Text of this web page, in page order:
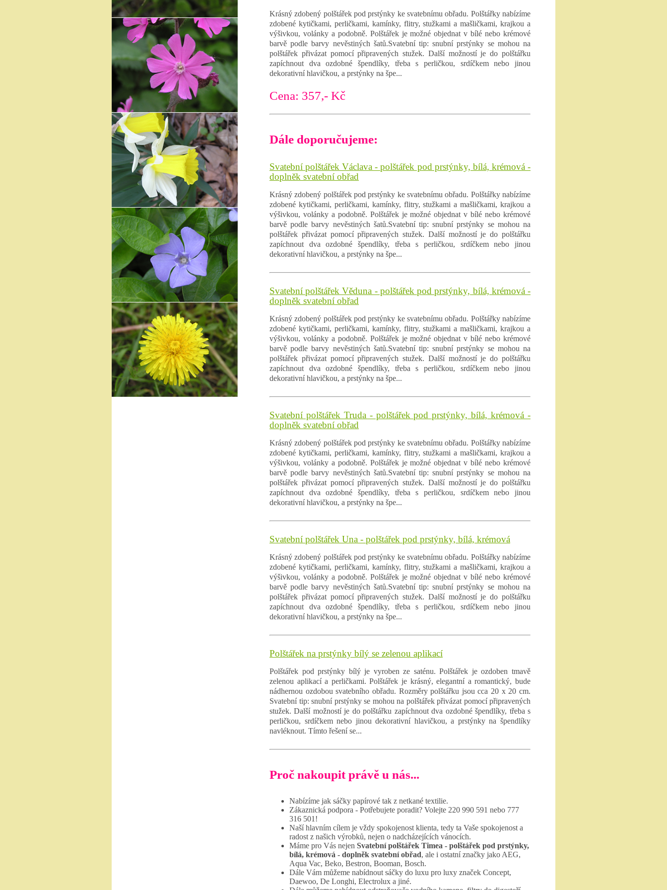
Krásný zdobený polštářek pod prstýnky ke svatebnímu obřadu. Polštářky nabízíme
zdobené kytičkami, perličkami, kamínky, flitry, stužkami a mašličkami, krajkou a
výšivkou, volánky a podobně. Polštářek je možné objednat v bílé nebo krémové
barvě podle barvy nevěstiných šatů.Svatební tip: snubní prstýnky se mohou na
polštářek přivázat pomocí připravených stužek. Další možností je do polštářku
zapíchnout dva ozdobné špendlíky, třeba s perličkou, srdíčkem nebo jinou
dekorativní hlavičkou, a prstýnky na špe...
Cena: 357,- Kč
Dále doporučujeme:
Svatební polštářek Václava - polštářek pod prstýnky, bílá, krémová -
doplněk svatební obřad
Krásný zdobený polštářek pod prstýnky ke svatebnímu obřadu. Polštářky nabízíme
zdobené kytičkami, perličkami, kamínky, flitry, stužkami a mašličkami, krajkou a
výšivkou, volánky a podobně. Polštářek je možné objednat v bílé nebo krémové
barvě podle barvy nevěstiných šatů.Svatební tip: snubní prstýnky se mohou na
polštářek přivázat pomocí připravených stužek. Další možností je do polštářku
zapíchnout dva ozdobné špendlíky, třeba s perličkou, srdíčkem nebo jinou
dekorativní hlavičkou, a prstýnky na špe...
Svatební polštářek Věduna - polštářek pod prstýnky, bílá, krémová -
doplněk svatební obřad
Krásný zdobený polštářek pod prstýnky ke svatebnímu obřadu. Polštářky nabízíme
zdobené kytičkami, perličkami, kamínky, flitry, stužkami a mašličkami, krajkou a
výšivkou, volánky a podobně. Polštářek je možné objednat v bílé nebo krémové
barvě podle barvy nevěstiných šatů.Svatební tip: snubní prstýnky se mohou na
polštářek přivázat pomocí připravených stužek. Další možností je do polštářku
zapíchnout dva ozdobné špendlíky, třeba s perličkou, srdíčkem nebo jinou
dekorativní hlavičkou, a prstýnky na špe...
Svatební polštářek Truda - polštářek pod prstýnky, bílá, krémová -
doplněk svatební obřad
Krásný zdobený polštářek pod prstýnky ke svatebnímu obřadu. Polštářky nabízíme
zdobené kytičkami, perličkami, kamínky, flitry, stužkami a mašličkami, krajkou a
výšivkou, volánky a podobně. Polštářek je možné objednat v bílé nebo krémové
barvě podle barvy nevěstiných šatů.Svatební tip: snubní prstýnky se mohou na
polštářek přivázat pomocí připravených stužek. Další možností je do polštářku
zapíchnout dva ozdobné špendlíky, třeba s perličkou, srdíčkem nebo jinou
dekorativní hlavičkou, a prstýnky na špe...
Svatební polštářek Una - polštářek pod prstýnky, bílá, krémová
Krásný zdobený polštářek pod prstýnky ke svatebnímu obřadu. Polštářky nabízíme
zdobené kytičkami, perličkami, kamínky, flitry, stužkami a mašličkami, krajkou a
výšivkou, volánky a podobně. Polštářek je možné objednat v bílé nebo krémové
barvě podle barvy nevěstiných šatů.Svatební tip: snubní prstýnky se mohou na
polštářek přivázat pomocí připravených stužek. Další možností je do polštářku
zapíchnout dva ozdobné špendlíky, třeba s perličkou, srdíčkem nebo jinou
dekorativní hlavičkou, a prstýnky na špe...
Polštářek na prstýnky bílý se zelenou aplikací
Polštářek pod prstýnky bílý je vyroben ze saténu. Polštářek je ozdoben tmavě
zelenou aplikací a perličkami. Polštářek je krásný, elegantní a romantický, bude
nádhernou ozdobou svatebního obřadu. Rozměry polštářku jsou cca 20 x 20 cm.
Svatební tip: snubní prstýnky se mohou na polštářek přivázat pomocí připravených
stužek. Další možností je do polštářku zapíchnout dva ozdobné špendlíky, třeba s
perličkou, srdíčkem nebo jinou dekorativní hlavičkou, a prstýnky na špendlíky
navléknout. Tímto řešení se...
Proč nakoupit právě u nás...
Nabízíme jak sáčky papírové tak z netkané textilie.
Zákaznická podpora - Potřebujete poradit? Volejte 220 990 591 nebo 777
316 501!
Naší hlavním cílem je vždy spokojenost klienta, tedy ta Vaše spokojenost a
radost z našich výrobků, nejen o nadcházejících vánocích.
Máme pro Vás nejen Svatební polštářek Timea - polštářek pod prstýnky,
bílá, krémová - doplněk svatební obřad, ale i ostatní značky jako AEG,
Aqua Vac, Beko, Bestron, Booman, Bosch.
Dále Vám můžeme nabídnout sáčky do luxu pro luxy značek Concept,
Daewoo, De Longhi, Electrolux a jiné.